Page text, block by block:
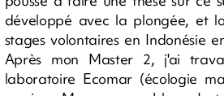
développé avec la plongée, et
stages volontaires en Indonésie
Après mon Master 2, j'ai
laboratoire Ecomar (écologie